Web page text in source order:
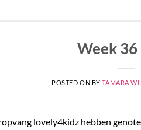
Week
POSTED ON BYTAMARA
lovely4kidz hebben